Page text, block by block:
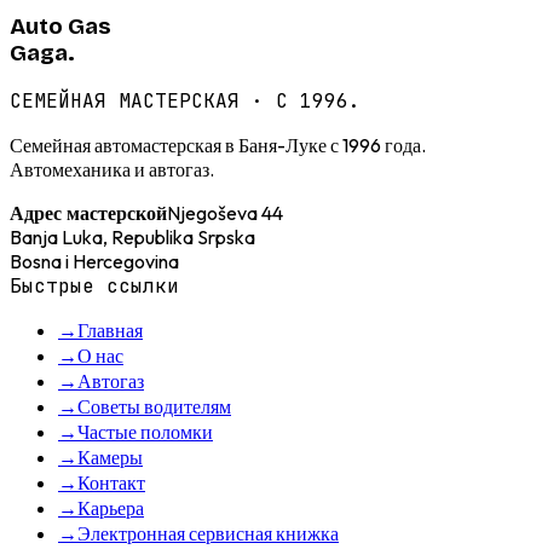
Auto Gas
Gaga.
СЕМЕЙНАЯ МАСТЕРСКАЯ · С 1996.
Семейная автомастерская в Баня-Луке с 1996 года.
Автомеханика и автогаз.
Адрес мастерскойNjegoševa 44
Banja Luka, Republika Srpska
Bosna i Hercegovina
Быстрые ссылки
→Главная
→О нас
→Автогаз
→Советы водителям
→Частые поломки
→Камеры
→Контакт
→Карьера
→Электронная сервисная книжка